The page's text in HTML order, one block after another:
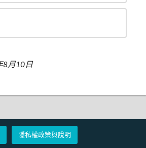
8月10日
隱私權政策與說明